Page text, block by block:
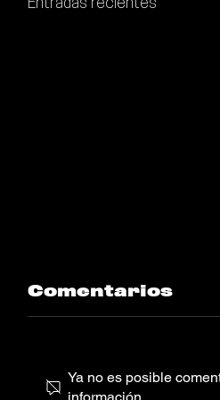
Entradas recientes
Comentarios
Ya no es posible